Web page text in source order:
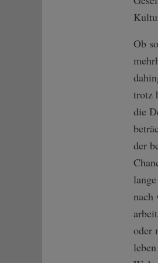
Ob
trotz
die
der
nach
oder